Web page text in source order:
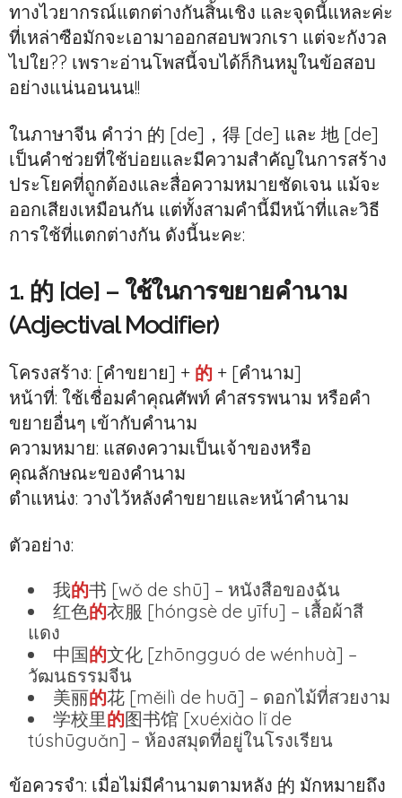
ทางไวยากรณ์แตกต่างกันสิ้นเชิง และจุดนี้แหละค่ะ
ที่เหล่าซือมักจะเอามาออกสอบพวกเรา แต่จะกังวล
ไปใย?? เพราะอ่านโพสนี้จบได้ก็กินหมูในข้อสอบ
อย่างแน่นอนนน!!
ในภาษาจีน คำว่า 的 [de]，得 [de] และ 地 [de]
เป็นคำช่วยที่ใช้บ่อยและมีความสำคัญในการสร้าง
ประโยคที่ถูกต้องและสื่อความหมายชัดเจน แม้จะ
ออกเสียงเหมือนกัน แต่ทั้งสามคำนี้มีหน้าที่และวิธี
การใช้ที่แตกต่างกัน ดังนี้นะคะ:
1. 的 [de] – ใช้ในการขยายคำนาม
(Adjectival Modifier)
โครงสร้าง: [คำขยาย] + 的 + [คำนาม]
หน้าที่: ใช้เชื่อมคำคุณศัพท์ คำสรรพนาม หรือคำ
ขยายอื่นๆ เข้ากับคำนาม
ความหมาย: แสดงความเป็นเจ้าของหรือ
คุณลักษณะของคำนาม
ตำแหน่ง: วางไว้หลังคำขยายและหน้าคำนาม
ตัวอย่าง:
我的书 [wǒ de shū] – หนังสือของฉัน
红色的衣服 [hóngsè de yīfu] – เสื้อผ้าสี
แดง
中国的文化 [zhōngguó de wénhuà] –
วัฒนธรรมจีน
美丽的花 [měilì de huā] – ดอกไม้ที่สวยงาม
学校里的图书馆 [xuéxiào lǐ de
túshūguǎn] – ห้องสมุดที่อยู่ในโรงเรียน
ข้อควรจำ: เมื่อไม่มีคำนามตามหลัง 的 มักหมายถึง